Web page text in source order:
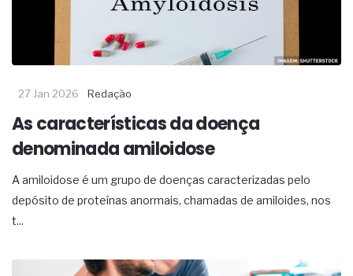
27 Jan 2026 Redação
As características da doença
denominada amiloidose
A amiloidose é um grupo de doenças caracterizadas pelo
depósito de proteínas anormais, chamadas de amiloides, nos
t...